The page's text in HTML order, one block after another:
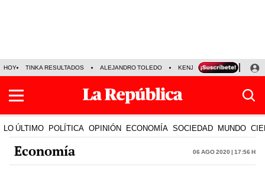
HOY TINKA RESULTADOS ALEJANDRO TOLEDO KENJI FUJIMORI
LO ÚLTIMO POLÍTICA OPINIÓN ECONOMÍA SOCIEDAD MUNDO
Economía 06 Ago 2020 | 17:56 h